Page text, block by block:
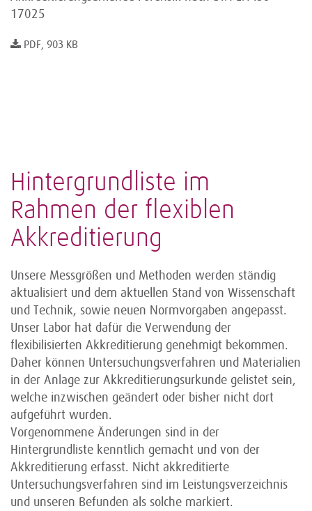
17025
PDF, 903 KB
Hintergrundliste im
Rahmen der flexiblen
Akkreditierung
Unsere Messgrößen und Methoden werden ständig
aktualisiert und dem aktuellen Stand von Wissenschaft
und Technik, sowie neuen Normvorgaben angepasst.
Unser Labor hat dafür die Verwendung der
flexibilisierten Akkreditierung genehmigt bekommen.
Daher können Untersuchungsverfahren und Materialien
in der Anlage zur Akkreditierungsurkunde gelistet sein,
welche inzwischen geändert oder bisher nicht dort
aufgeführt wurden.
Vorgenommene Änderungen sind in der
Hintergrundliste kenntlich gemacht und von der
Akkreditierung erfasst. Nicht akkreditierte
Untersuchungsverfahren sind im Leistungsverzeichnis
und unseren Befunden als solche markiert.